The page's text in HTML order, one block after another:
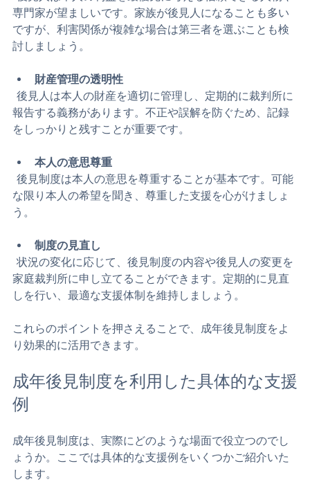
後見人の選び方
  後見人は本人の利益を最優先に考える信頼できる人物や
専門家が望ましいです。家族が後見人になることも多い
討しましょう。
財産管理の透明性
  後見人は本人の財産を適切に管理し、定期的に裁判所に
をしっかりと残すことが重要です。
本人の意思尊重
制度の見直し
  状況の変化に応じて、後見制度の内容や後見人の変更を
しを行い、最適な支援体制を維持しましょう。
り効果的に活用できます。
成年後見制度を利用した具体的な支援
例
成年後見制度は、実際にどのような場面で役立つのでし